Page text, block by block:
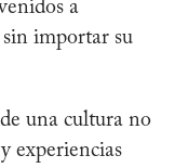
a
importar su
una cultura no
experiencias